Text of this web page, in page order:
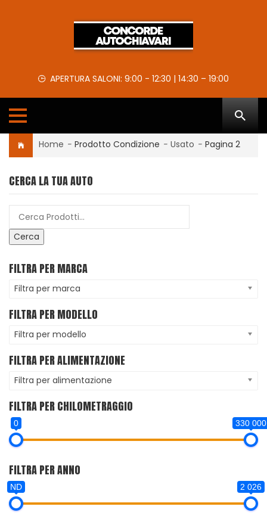
APERTURA SALONI: 9:00 - 12:30 | 14:30 – 19:00
Home - Prodotto Condizione - Usato - Pagina 2
CERCA LA TUA AUTO
Cerca
FILTRA PER MARCA
Filtra per marca
FILTRA PER MODELLO
Filtra per modello
FILTRA PER ALIMENTAZIONE
Filtra per alimentazione
FILTRA PER CHILOMETRAGGIO
0 330 000
FILTRA PER ANNO
ND 2 026